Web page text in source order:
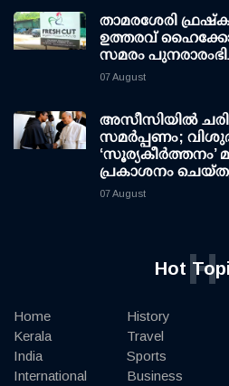
താമരശേരി
ഉത്തരവ്
സമരം
07 August
അസീസിയിൽ
സമർപ്പണം;
‘സൂര്യകീർത്തനം’
പ്രകാശനം
07 August
HotH
Home
Kerala
India
International
History
Travel
Sports
Business